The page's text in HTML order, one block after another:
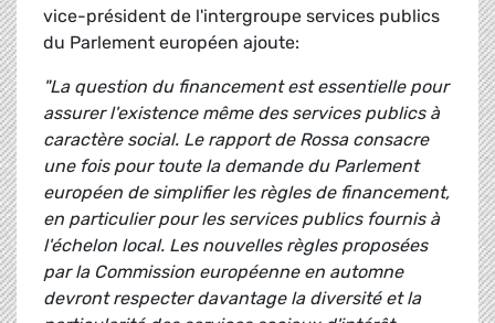
vice-président de l'intergroupe services publics
du Parlement européen ajoute:
"La question du financement est essentielle pour
assurer l'existence même des services publics à
caractère social. Le rapport de Rossa consacre
une fois pour toute la demande du Parlement
européen de simplifier les règles de financement,
en particulier pour les services publics fournis à
l'échelon local. Les nouvelles règles proposées
par la Commission européenne en automne
devront respecter davantage la diversité et la